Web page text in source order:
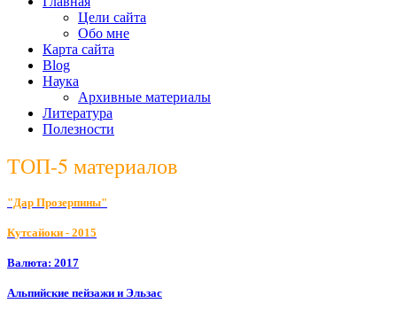
Цели сайта
Обо мне
Карта сайта
Blog
Наука
Архивные материалы
Литература
Полезности
ТОП-5 материалов
"Дар Прозерпины"
Кутсайоки - 2015
Валюта: 2017
Альпийские пейзажи и Эльзас